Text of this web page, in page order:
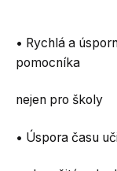
• Rychlá a
pomocníka
nejen pro školy
• Úspora času